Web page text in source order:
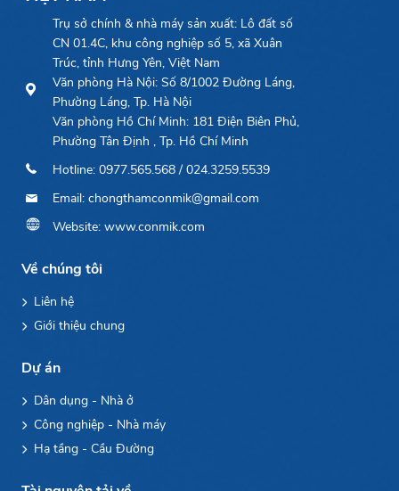
Trụ sở chính & nhà máy sản xuất: Lô đất số
CN 01.4C, khu công nghiệp số 5, xã Xuân
Trúc, tỉnh Hưng Yên, Việt Nam
Văn phòng Hà Nội: Số 8/1002 Đường Láng,
Phường Láng, Tp. Hà Nội
Văn phòng Hồ Chí Minh: 181 Điện Biên Phủ,
Phường Tân Định , Tp. Hồ Chí Minh
Hotline: 0977.565.568 / 024.3259.5539
Email: chongthamconmik@gmail.com
Website: www.conmik.com
Về chúng tôi
Liên hệ
Giới thiệu chung
Dự án
Dân dụng - Nhà ở
Công nghiệp - Nhà máy
Hạ tầng - Cầu Đường